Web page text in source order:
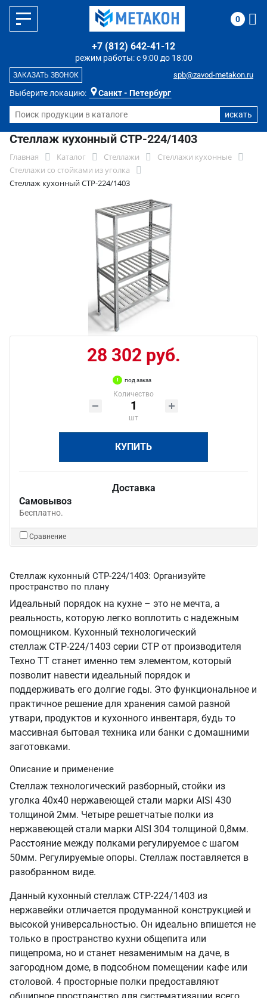
Выберите локацию: Санкт - Петербург
режим работы: с 9:00 до 18:00
+7 (812) 642-41-12
spb@zavod-metakon.ru
ЗАКАЗАТЬ ЗВОНОК
0
Стеллаж кухонный СТР-224/1403
Главная Каталог Стеллажи
Стеллажи кухонные
Стеллажи со стойками из уголка
Стеллаж кухонный СТР-224/1403
28 302 руб.
под заказ
Количество
шт
КУПИТЬ
Доставка
Самовывоз
Бесплатно.
Сравнение
Стеллаж кухонный СТР-224/1403: Организуйте
пространство по плану
Идеальный порядок на кухне – это не мечта, а
реальность, которую легко воплотить с надежным
помощником. Кухонный технологический
стеллаж СТР-224/1403 серии СТР от производителя
Техно ТТ станет именно тем элементом, который
позволит навести идеальный порядок и
поддерживать его долгие годы. Это функциональное и
практичное решение для хранения самой разной
утвари, продуктов и кухонного инвентаря, будь то
массивная бытовая техника или банки с домашними
заготовками.
Описание и применение
Стеллаж технологический разборный, стойки из
уголка 40х40 нержавеющей стали марки AISI 430
толщиной 2мм. Четыре решетчатые полки из
нержавеющей стали марки AISI 304 толщиной 0,8мм.
Расстояние между полками регулируемое с шагом
50мм. Регулируемые опоры. Стеллаж поставляется в
разобранном виде.
Данный кухонный стеллаж СТР-224/1403 из
нержавейки отличается продуманной конструкцией и
высокой универсальностью. Он идеально впишется не
только в пространство кухни общепита или
пищепрома, но и станет незаменимым на даче, в
загородном доме, в подсобном помещении кафе или
столовой. 4 просторные полки предоставляют